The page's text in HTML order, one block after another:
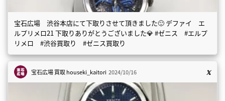
宝石広場 渋谷本店にて下取りさせて頂きました🙂 デファイ エ
ルプリメロ21 下取りありがとうございました💎 #ゼニス #エルプ
リメロ #渋谷買取り #ゼニス買取り
宝石広場 買取houseki_kaitori 2024/10/16